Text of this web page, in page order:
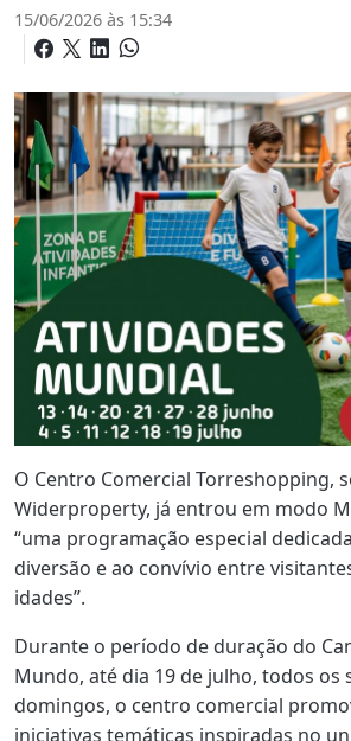
15/06/2026 às 15:34
O Centro Comercial Torreshopping,
Widerproperty, já entrou em modo
“uma programação especial
diversão e ao convívio entre
idades”.
Durante o período de duração do
Mundo, até dia 19 de julho, todos os
domingos, o centro comercial
iniciativas temáticas inspiradas no